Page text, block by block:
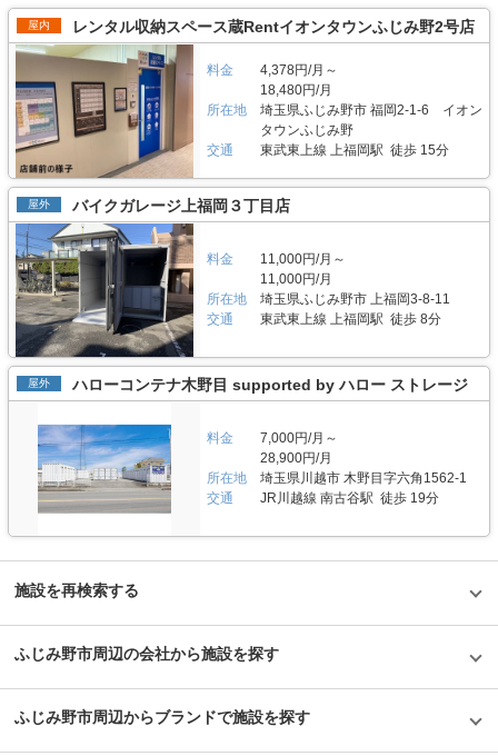
屋内 レンタル収納スペース蔵Rentイオンタウンふじみ野2号店
料金
4,378円/月～
18,480円/月
所在地
埼玉県ふじみ野市 福岡2-1-6 イオン
タウンふじみ野
交通
東武東上線 上福岡駅 徒歩 15分
屋外 バイクガレージ上福岡３丁目店
料金
11,000円/月～
11,000円/月
所在地
埼玉県ふじみ野市 上福岡3-8-11
交通
東武東上線 上福岡駅 徒歩 8分
屋外 ハローコンテナ木野目 supported by ハロー ストレージ
料金
7,000円/月～
28,900円/月
所在地
埼玉県川越市 木野目字六角1562-1
交通
JR川越線 南古谷駅 徒歩 19分
施設を再検索する
ふじみ野市周辺の会社から施設を探す
ふじみ野市周辺からブランドで施設を探す